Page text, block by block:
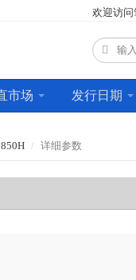
欢迎访问
市场 发行日期
详细参数